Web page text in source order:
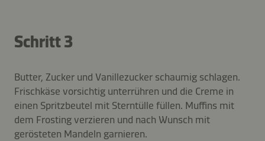
Schritt 3
Butter, Zucker und Vanillezucker schaumig schlagen.
Frischkäse vorsichtig unterrühren und die Creme in
einen Spritzbeutel mit Sterntülle füllen. Muffins mit
dem Frosting verzieren und nach Wunsch mit
gerösteten Mandeln garnieren.